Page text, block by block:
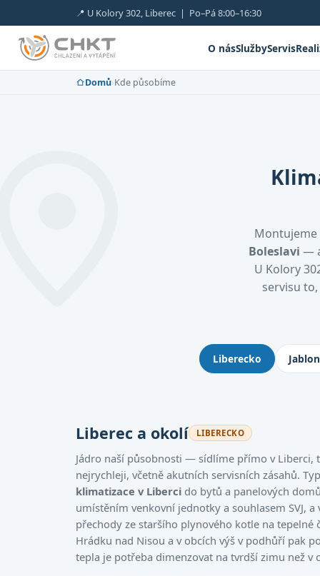
📍 U Kolory 302, Liberec | Po–Pá 8:00–16:30
O násSlužbyServis
Domů›Kde působíme
Boleslavi —
U Kolory
servisu
Kde montujemeLiberecko
Liberec a okolí LIBERECKO
Jádro naší působnosti — sídlíme přímo v Liberci,
nejrychleji, včetně akutních servisních zásahů.
klimatizace v Liberci do bytů a panelových
umístěním venkovní jednotky a souhlasem SVJ,
přechody ze staršího plynového kotle na tepelné
Hrádku nad Nisou a v obcích výš v podhůří pak
tepla je potřeba dimenzovat na tvrdší zimu než v